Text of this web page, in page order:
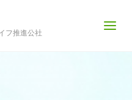
フ推進公社